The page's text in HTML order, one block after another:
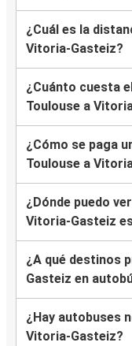
¿Cuál es la
Vitoria-Gasteiz?
¿Cuánto cuesta
Toulouse a
¿Cómo se paga
Toulouse a
¿Dónde puedo
Vitoria-Gasteiz
¿A qué destinos
Gasteiz en
¿Hay autobuses
Vitoria-Gasteiz?